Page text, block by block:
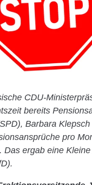
CDU-
bereits
Barbara
pro
Das ergab eine